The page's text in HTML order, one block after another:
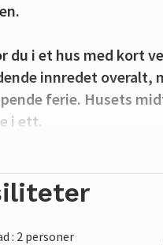
du i et hus med kort
innredet overalt,
ferie. Husets
i ett.
kan hele familien
lek og ballspill.
: 2 personer